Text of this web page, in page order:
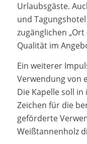
Urlaubsgäste.
und
zugänglichen
Qualität im
Ein weiterer
Verwendung von
Die Kapelle soll
Zeichen für die
geförderte
Weißtannenholz